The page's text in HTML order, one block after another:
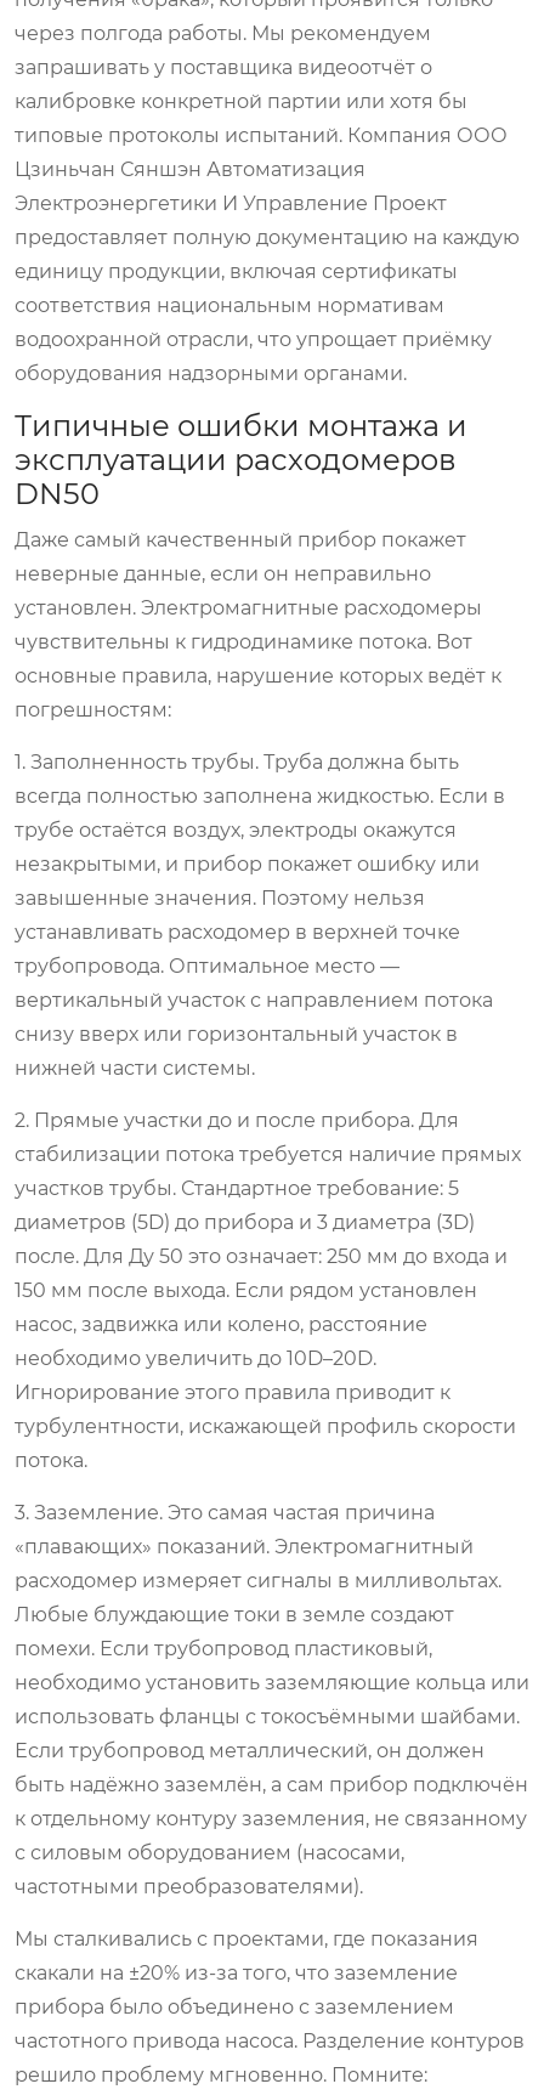
через полгода работы. Мы рекомендуем
запрашивать у поставщика видеоотчёт о
калибровке конкретной партии или хотя бы
типовые протоколы испытаний. Компания ООО
Цзиньчан Сяншэн Автоматизация
Электроэнергетики И Управление Проект
предоставляет полную документацию на каждую
единицу продукции, включая сертификаты
соответствия национальным нормативам
водоохранной отрасли, что упрощает приёмку
оборудования надзорными органами.
Типичные ошибки монтажа и
эксплуатации расходомеров
DN50
Даже самый качественный прибор покажет
неверные данные, если он неправильно
установлен. Электромагнитные расходомеры
чувствительны к гидродинамике потока. Вот
основные правила, нарушение которых ведёт к
погрешностям:
1. Заполненность трубы. Труба должна быть
всегда полностью заполнена жидкостью. Если в
трубе остаётся воздух, электроды окажутся
незакрытыми, и прибор покажет ошибку или
завышенные значения. Поэтому нельзя
устанавливать расходомер в верхней точке
трубопровода. Оптимальное место —
вертикальный участок с направлением потока
снизу вверх или горизонтальный участок в
нижней части системы.
2. Прямые участки до и после прибора. Для
стабилизации потока требуется наличие прямых
участков трубы. Стандартное требование: 5
диаметров (5D) до прибора и 3 диаметра (3D)
после. Для Ду 50 это означает: 250 мм до входа и
150 мм после выхода. Если рядом установлен
насос, задвижка или колено, расстояние
необходимо увеличить до 10D–20D.
Игнорирование этого правила приводит к
турбулентности, искажающей профиль скорости
потока.
3. Заземление. Это самая частая причина
«плавающих» показаний. Электромагнитный
расходомер измеряет сигналы в милливольтах.
Любые блуждающие токи в земле создают
помехи. Если трубопровод пластиковый,
необходимо установить заземляющие кольца или
использовать фланцы с токосъёмными шайбами.
Если трубопровод металлический, он должен
быть надёжно заземлён, а сам прибор подключён
к отдельному контуру заземления, не связанному
с силовым оборудованием (насосами,
частотными преобразователями).
Мы сталкивались с проектами, где показания
скакали на ±20% из-за того, что заземление
прибора было объединено с заземлением
частотного привода насоса. Разделение контуров
решило проблему мгновенно. Помните: